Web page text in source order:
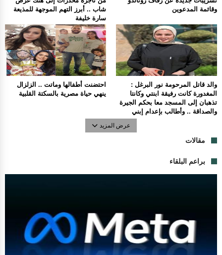
شاب .. أبرز التهم الموجهة للمذيعة
سارة خليفة
وقائمة المدعوين
احتضنت أطفالها وماتت .. الزلزال
ينهي حياة مصرية بالسكتة القلبية
والد قاتل المرحومة نور البرغل :
المغدورة كانت رفيقة ابنتي وكانتا
تذهبان إلى المسجد معا بحكم الجيرة
والصداقة .. وأطالب بإعدام إبني
عرض المزيد
مقالات
براعم البلقاء